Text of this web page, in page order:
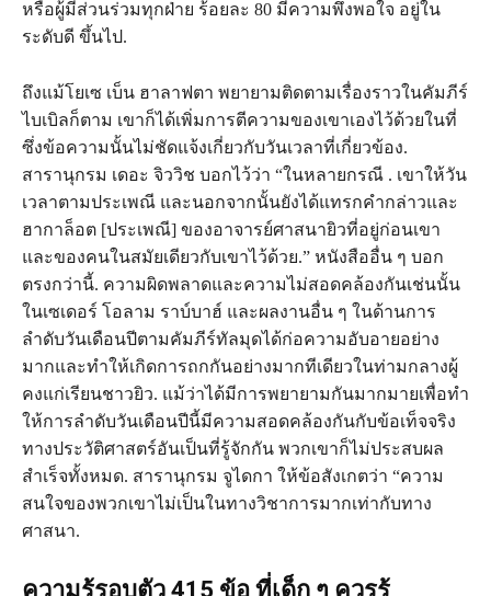
หรือผู้มีส่วนร่วมทุกฝ่าย ร้อยละ 80 มีความพึงพอใจ อยู่ใน
ระดับดี ขึ้นไป.
ถึง​แม้​โยเซ เบ็น ฮาลาฟตา พยายาม​ติด​ตาม​เรื่อง​ราว​ใน​คัมภีร์​
ไบเบิล​ก็​ตาม เขา​ก็​ได้​เพิ่ม​การ​ตี​ความ​ของ​เขา​เอง​ไว้​ด้วย​ใน​ที่​
ซึ่ง​ข้อ​ความ​นั้น​ไม่​ชัด​แจ้ง​เกี่ยว​กับ​วัน​เวลา​ที่​เกี่ยว​ข้อง.
สารานุกรม เดอะ จิววิช บอก​ไว้​ว่า “ใน​หลาย​กรณี . เขา​ให้​วัน​
เวลา​ตาม​ประเพณี และ​นอก​จาก​นั้น​ยัง​ได้​แทรก​คำ​กล่าว​และ​
ฮากาล็อต [ประเพณี] ของ​อาจารย์​ศาสนา​ยิว​ที่​อยู่​ก่อน​เขา​
และ​ของ​คน​ใน​สมัย​เดียว​กับ​เขา​ไว้​ด้วย.” หนังสือ​อื่น ๆ บอก​
ตรง​กว่า​นี้. ความ​ผิด​พลาด​และ​ความ​ไม่​สอดคล้อง​กัน​เช่น​นั้น​
ใน​เซเดอร์ โอลาม ราบ์บาฮ์ และ​ผล​งาน​อื่น ๆ ใน​ด้าน​การ​
ลำดับ​วัน​เดือน​ปี​ตาม​คัมภีร์​ทัลมุด​ได้​ก่อ​ความ​อับอาย​อย่าง​
มาก​และ​ทำ​ให้​เกิด​การ​ถก​กัน​อย่าง​มาก​ที​เดียว​ใน​ท่ามกลาง​ผู้​
คง​แก่​เรียน​ชาว​ยิว. แม้​ว่า​ได้​มี​การ​พยายาม​กัน​มาก​มาย​เพื่อ​ทำ​
ให้​การ​ลำดับ​วัน​เดือน​ปี​นี้​มี​ความ​สอดคล้อง​กัน​กับ​ข้อ​เท็จ​จริง​
ทาง​ประวัติศาสตร์​อัน​เป็น​ที่​รู้​จัก​กัน พวก​เขา​ก็​ไม่​ประสบ​ผล​
สำเร็จ​ทั้ง​หมด. สารานุกรม จูไดกา ให้​ข้อ​สังเกต​ว่า “ความ​
สนใจ​ของ​พวก​เขา​ไม่​เป็น​ใน​ทาง​วิชาการ​มาก​เท่า​กับ​ทาง​
ศาสนา.
ความรู้รอบตัว 415 ข้อ ที่เด็ก ๆ ควรรู้